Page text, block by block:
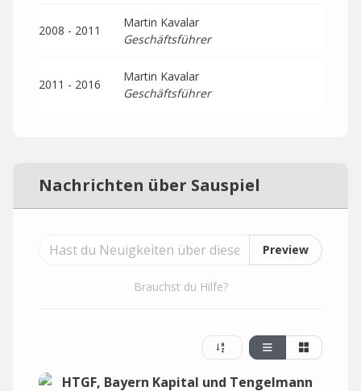
2008 - 2011
Martin Kavalar
Geschäftsführer
2011 - 2016
Martin Kavalar
Geschäftsführer
Nachrichten über Sauspiel
Preview
Brauchst du Hilfe?